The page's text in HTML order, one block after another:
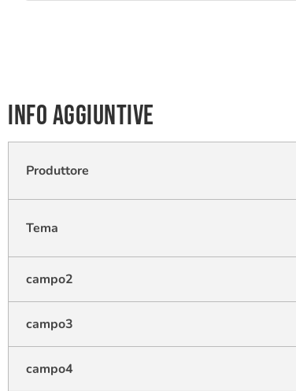
Info aggiuntive
Produttore
Tema
campo2
campo3
campo4